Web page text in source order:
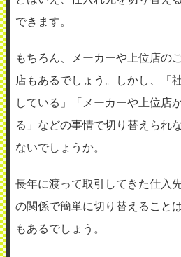
できます。
もちろん、メーカーや上位店の
店もあるでしょう。しかし、「
している」「メーカーや上位店
る」などの事情で切り替えられ
ないでしょうか。
長年に渡って取引してきた仕入
の関係で簡単に切り替えること
もあるでしょう。